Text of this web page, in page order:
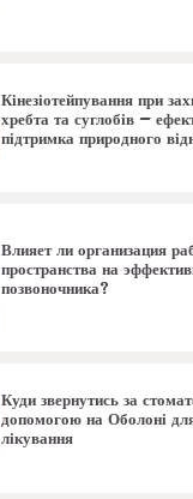
Кінезіотейпування при
хребта та суглобів –
підтримка природного
Влияет ли организация
пространства на
позвоночника?
Куди звернутись за
допомогою на Оболоні
лікування